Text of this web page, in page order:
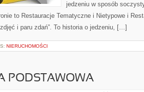
jedzeniu w sposób
to Restauracje Tematyczne i Nietypowe i
zdjęć i paru zdań”. To historia o jedzeniu, […]
NIERUCHOMOŚCI
PODSTAWOWA